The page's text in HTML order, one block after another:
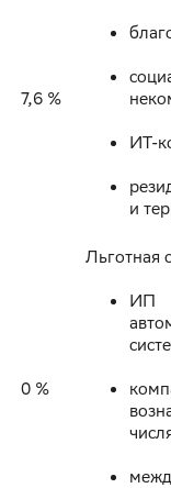
7,6 %
ИТ-
и
0 %
Льготная
ИП